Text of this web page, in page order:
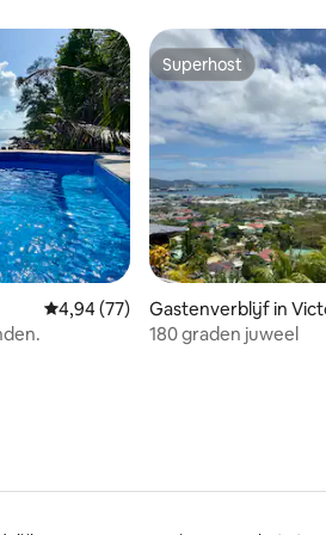
21 recensies
Gemiddelde beoordeling van
4,94 (77)
Superhost
Superhost
Gastenverblijf in
180 graden juweel